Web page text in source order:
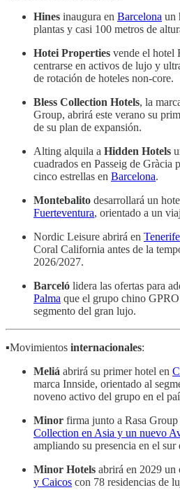
Hines inaugura en Barcelona un
plantas y casi 100 metros de
Hotei Properties vende el hotel
centrarse en activos de lujo y
de rotación de hoteles non-core.
Bless Collection Hotels, la
Group, abrirá este verano su
de su plan de expansión.
Alting alquila a Hidden Hotels
cuadrados en Passeig de Gràcia
cinco estrellas en Barcelona.
Montebalito desarrollará un
Fuerteventura, orientado a un
Nordic Leisure abrirá en Tenerife
Coral California antes de la
2026/2027.
Barceló lidera las ofertas para
Palma que el grupo chino
segmento del gran lujo.
▪️Movimientos internacionales:
Meliá abrirá su primer hotel en
marca Innside, orientado al
noveno activo del grupo en el
Minor firma junto a Rasa Group
Collection en Asia y un nuevo
ampliando su presencia en el sur
Minor Hotels abrirá en 2029 un
y Caicos con 78 residencias de